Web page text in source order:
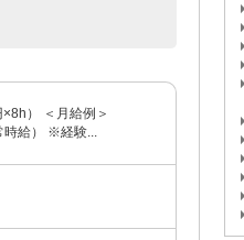
） ＜月給例＞
時給） ※経験...